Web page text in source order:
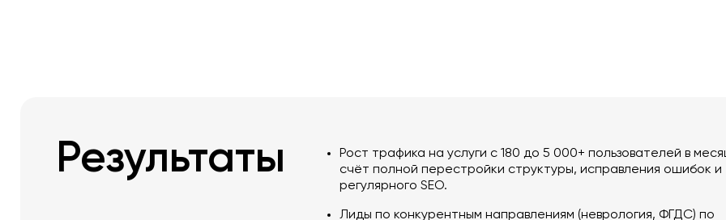
Результаты
Рост трафика на услуги с 180 до 5 000+ пользователей в
счёт полной перестройки структуры, исправления ошибок и
регулярного SEO.
Лиды по конкурентным направлениям (неврология, ФГДС) по